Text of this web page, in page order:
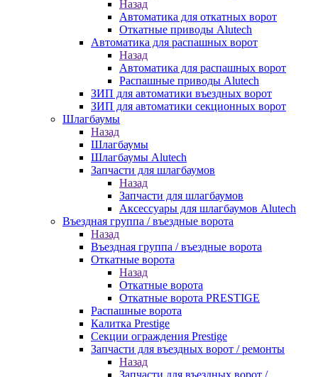
Назад
Автоматика для откатных ворот
Откатные приводы Alutech
Автоматика для распашных ворот
Назад
Автоматика для распашных ворот
Распашные приводы Alutech
ЗИП для автоматики въездных ворот
ЗИП для автоматики секционных ворот
Шлагбаумы
Назад
Шлагбаумы
Шлагбаумы Alutech
Запчасти для шлагбаумов
Назад
Запчасти для шлагбаумов
Аксессуары для шлагбаумов Alutech
Въездная группа / въездные ворота
Назад
Въездная группа / въездные ворота
Откатные ворота
Назад
Откатные ворота
Откатные ворота PRESTIGE
Распашные ворота
Калитка Prestige
Секции ограждения Prestige
Запчасти для въездных ворот / ремонты
Назад
Запчасти для въездных ворот /